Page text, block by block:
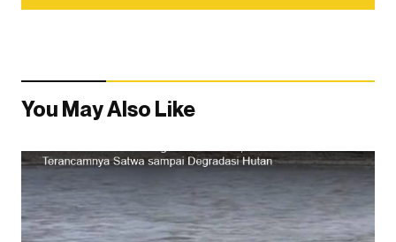
You May Also Like